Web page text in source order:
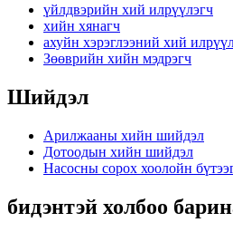
үйлдвэрийн хий илрүүлэгч
хийн хянагч
ахуйн хэрэглээний хий
Зөөврийн хийн мэдрэгч
Шийдэл
Арилжааны хийн шийдэл
Дотоодын хийн шийдэл
Насосны сорох хоолойн
бидэнтэй холбоо